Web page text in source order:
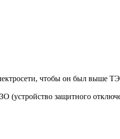
чтобы он был выше
(устройство защитного